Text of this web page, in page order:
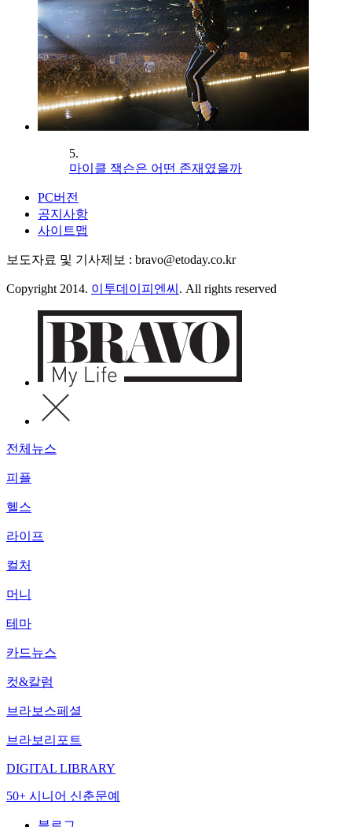
5.
마이클 잭슨은 어떤 존재였을까
PC버전
공지사항
사이트맵
보도자료 및 기사제보 : bravo@etoday.co.kr
Copyright 2014. 이투데이피엔씨 . All rights reserved
전체뉴스
피플
헬스
라이프
컬처
머니
테마
카드뉴스
컷&칼럼
브라보스페셜
브라보리포트
DIGITAL LIBRARY
50+ 시니어 신춘문예